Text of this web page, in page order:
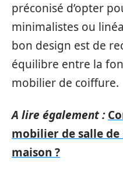
préconisé d’opter
minimalistes ou
bon design est de
équilibre entre la
mobilier de coiffure.
A lire également :
mobilier de salle
maison ?